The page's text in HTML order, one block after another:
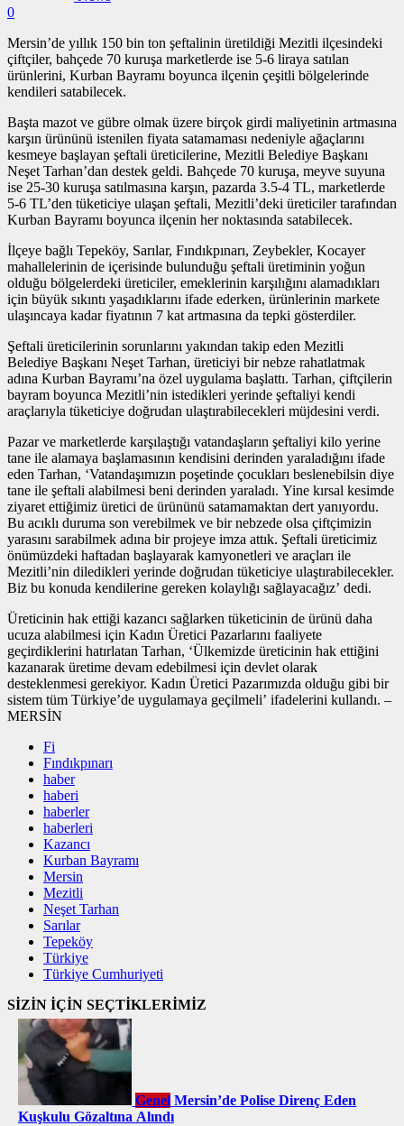
0
Mersin’de yıllık 150 bin ton şeftalinin üretildiği Mezitli ilçesindeki
çiftçiler, bahçede 70 kuruşa marketlerde ise 5-6 liraya satılan
ürünlerini, Kurban Bayramı boyunca ilçenin çeşitli bölgelerinde
kendileri satabilecek.
Başta mazot ve gübre olmak üzere birçok girdi maliyetinin artmasına
karşın ürününü istenilen fiyata satamaması nedeniyle ağaçlarını
kesmeye başlayan şeftali üreticilerine, Mezitli Belediye Başkanı
Neşet Tarhan’dan destek geldi. Bahçede 70 kuruşa, meyve suyuna
ise 25-30 kuruşa satılmasına karşın, pazarda 3.5-4 TL, marketlerde
5-6 TL’den tüketiciye ulaşan şeftali, Mezitli’deki üreticiler tarafından
Kurban Bayramı boyunca ilçenin her noktasında satabilecek.
İlçeye bağlı Tepeköy, Sarılar, Fındıkpınarı, Zeybekler, Kocayer
mahallelerinin de içerisinde bulunduğu şeftali üretiminin yoğun
olduğu bölgelerdeki üreticiler, emeklerinin karşılığını alamadıkları
için büyük sıkıntı yaşadıklarını ifade ederken, ürünlerinin markete
ulaşıncaya kadar fiyatının 7 kat artmasına da tepki gösterdiler.
Şeftali üreticilerinin sorunlarını yakından takip eden Mezitli
Belediye Başkanı Neşet Tarhan, üreticiyi bir nebze rahatlatmak
adına Kurban Bayramı’na özel uygulama başlattı. Tarhan, çiftçilerin
bayram boyunca Mezitli’nin istedikleri yerinde şeftaliyi kendi
araçlarıyla tüketiciye doğrudan ulaştırabilecekleri müjdesini verdi.
Pazar ve marketlerde karşılaştığı vatandaşların şeftaliyi kilo yerine
tane ile alamaya başlamasının kendisini derinden yaraladığını ifade
eden Tarhan, ‘Vatandaşımızın poşetinde çocukları beslenebilsin diye
tane ile şeftali alabilmesi beni derinden yaraladı. Yine kırsal kesimde
ziyaret ettiğimiz üretici de ürününü satamamaktan dert yanıyordu.
Bu acıklı duruma son verebilmek ve bir nebzede olsa çiftçimizin
yarasını sarabilmek adına bir projeye imza attık. Şeftali üreticimiz
önümüzdeki haftadan başlayarak kamyonetleri ve araçları ile
Mezitli’nin diledikleri yerinde doğrudan tüketiciye ulaştırabilecekler.
Biz bu konuda kendilerine gereken kolaylığı sağlayacağız’ dedi.
Üreticinin hak ettiği kazancı sağlarken tüketicinin de ürünü daha
ucuza alabilmesi için Kadın Üretici Pazarlarını faaliyete
geçirdiklerini hatırlatan Tarhan, ‘Ülkemizde üreticinin hak ettiğini
kazanarak üretime devam edebilmesi için devlet olarak
desteklenmesi gerekiyor. Kadın Üretici Pazarımızda olduğu gibi bir
sistem tüm Türkiye’de uygulamaya geçilmeli’ ifadelerini kullandı. –
MERSİN
Fi
Fındıkpınarı
haber
haberi
haberler
haberleri
Kazancı
Kurban Bayramı
Mersin
Mezitli
Neşet Tarhan
Sarılar
Tepeköy
Türkiye
Türkiye Cumhuriyeti
SİZİN İÇİN SEÇTİKLERİMİZ
Genel Mersin’de Polise Direnç Eden
Kuşkulu Gözaltına Alındı